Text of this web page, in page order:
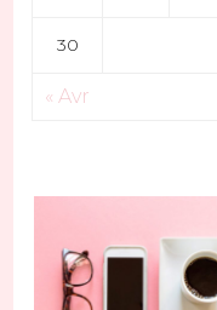
30
« Avr